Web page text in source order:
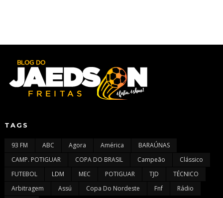
TAGS
93 FM ABC Agora América
BARAÚNAS
CAMP. POTIGUAR
COPA DO BRASIL Campeão
Clássico
FUTEBOL
LDM MEC POTIGUAR TJD
TÉCNICO
Arbitragem
Assú Copa Do Nordeste Fnf Rádio